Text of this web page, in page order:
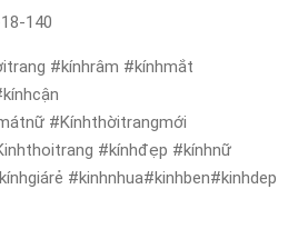
140
#kínhrâm #kínhmắt
#Kínhthờitrangmới
#kínhđẹp #kínhnữ
#kinhnhua#kinhben#kinhdep